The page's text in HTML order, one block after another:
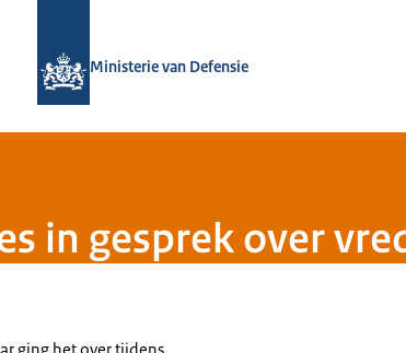
Ministerie van Defensie
in gesprek over